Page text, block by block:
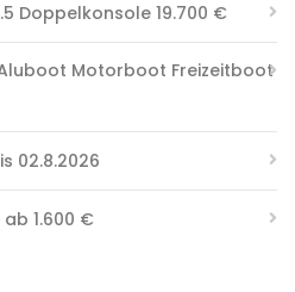
Doppelkonsole 19.700 €
Motorboot Freizeitboot
02.8.2026
ab 1.600 €